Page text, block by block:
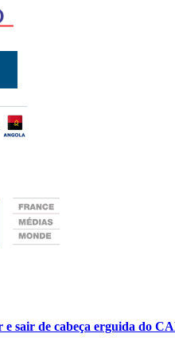
sair de cabeça erguida do